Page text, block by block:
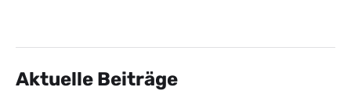
Aktuelle Beiträge